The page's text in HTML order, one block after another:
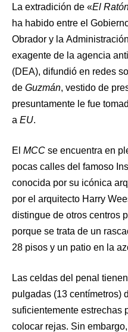
La extradición de «El
ha habido entre el
Obrador y la
exagente de la agencia
(DEA), difundió en redes
de Guzmán, vestido de
presuntamente le fue
a EU.
El MCC se encuentra en
pocas calles del famoso
conocida por su icónica
por el arquitecto Harry
distingue de otros centros
porque se trata de un
28 pisos y un patio en la
Las celdas del penal
pulgadas (13 centímetros)
suficientemente estrechas
colocar rejas. Sin